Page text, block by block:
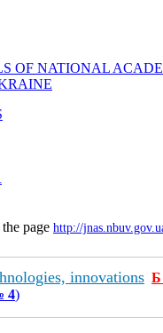
OF NATIONAL
page http://
innovations Б
4)